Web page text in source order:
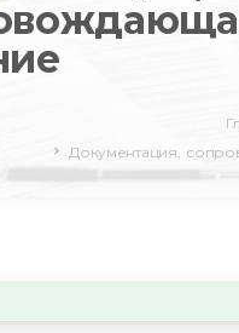
Документация,